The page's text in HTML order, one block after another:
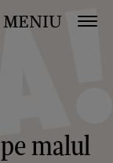
MENIU
malul